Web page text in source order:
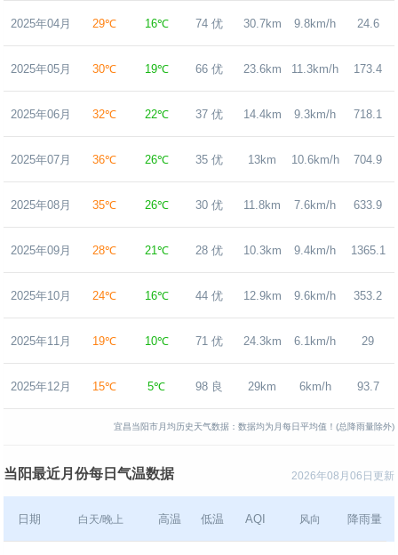
2025年04月 29℃ 16℃ 74 优 30.7km 9.8km/h 24.6
2025年05月 30℃ 19℃ 66 优 23.6km 11.3km/h 173.4
2025年06月 32℃ 22℃ 37 优 14.4km 9.3km/h 718.1
2025年07月 36℃ 26℃ 35 优 13km 10.6km/h 704.9
2025年08月 35℃ 26℃ 30 优 11.8km 7.6km/h 633.9
2025年09月 28℃ 21℃ 28 优 10.3km 9.4km/h 1365.1
2025年10月 24℃ 16℃ 44 优 12.9km 9.6km/h 353.2
2025年11月 19℃ 10℃ 71 优 24.3km 6.1km/h 29
2025年12月 15℃ 5℃ 98 良 29km 6km/h 93.7
宜昌当阳市月均历史天气数据：数据均为月每日平均值！(总降雨量除外)
2026年08月06日更新
当阳最近月份每日气温数据
日期 白天/晚上 高温 低温 AQI 风向 降雨量